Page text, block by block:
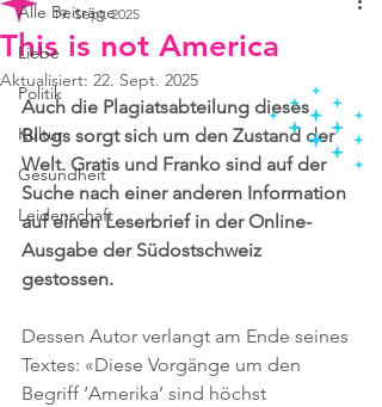
Alle Beiträge
Liebe
Politik
Kultur
Gesundheit
Leidenschaft
This is not America
19. Sept. 2025
Aktualisiert: 22. Sept. 2025
Auch die Plagiatsabteilung dieses
Blogs sorgt sich um den Zustand der
Welt. Gratis und Franko sind auf der
Suche nach einer anderen Information
auf einen Leserbrief in der Online-
Ausgabe der Südostschweiz
gestossen.
Dessen Autor verlangt am Ende seines
Textes: «Diese Vorgänge um den
Begriff ‘Amerika’ sind höchst